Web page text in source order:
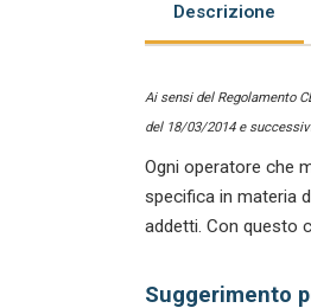
Descrizione
Ai sensi del Regolamento
del 18/03/2014 e
Ogni operatore che
specifica in materia
addetti. Con questo
Suggerimento